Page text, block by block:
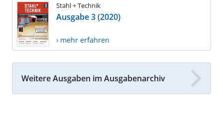
Stahl + Technik
Ausgabe 3 (2020)
› mehr erfahren
Weitere Ausgaben im Ausgabenarchiv